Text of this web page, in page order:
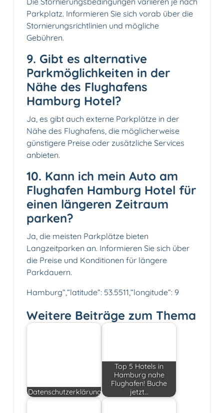
Parkplatz. Informieren Sie sich vorab über die
Stornierungsrichtlinien und mögliche
Gebühren.
9. Gibt es alternative
Parkmöglichkeiten in der
Nähe des Flughafens
Hamburg Hotel?
Ja, es gibt auch externe Parkplätze in der
Nähe des Flughafens, die möglicherweise
günstigere Preise oder zusätzliche Services
anbieten.
10. Kann ich mein Auto am
Flughafen Hamburg Hotel für
einen längeren Zeitraum
parken?
Ja, die meisten Parkplätze bieten
Langzeitparken an. Informieren Sie sich über
die Preise und Konditionen für längere
Parkdauern.
Hamburg“,“latitude“: 53.5511,“longitude“: 9
Weitere Beiträge zum Thema
Datenschutzerklärung
Top 5 Hotels in
Hamburg nahe
Flughafen! Buche
jetzt…